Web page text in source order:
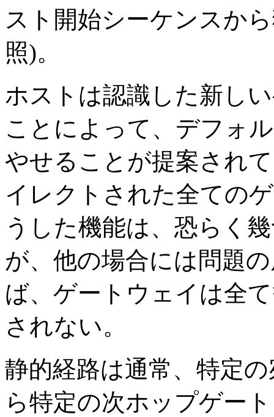
スト開始シーケンスか
照)。
ホストは認識した新し
ことによって、デフォ
やせることが提案され
イレクトされた全ての
うした機能は、恐らく
が、他の場合には問題
ば、ゲートウェイは全
されない。
静的経路は通常、特定
ら特定の次ホップゲー